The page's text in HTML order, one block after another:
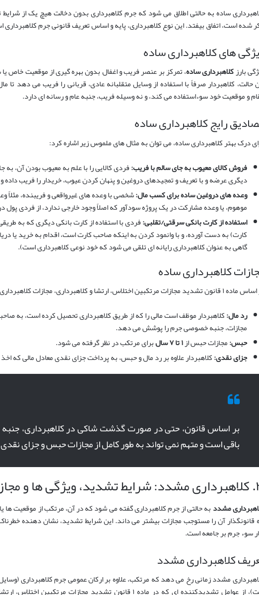
ساده به حالتی اطلاق می شود که جرم کلاهبرداری بدون دخالت هیچ یک از
شده است، اتفاق بیفتد. این نوع کلاهبرداری، پایه و اساس تعریف قانونی جرم
های کلاهبرداری ساده
بارزکلاهبرداری ساده، تمرکز بر عنصر فریب و اغفال بدون بهره گیری از موقعیت خاص
حالت، کلاهبردار صرفاً با استفاده از وسایل متقلبانه عادی، قربانی را فریب می دهد تا
و موقعیت خود سوءاستفاده می کند، و نه وسیله فریب، جنبه عام و رسانه ای دارد.
رایج کلاهبرداری ساده
درک بهتر کلاهبرداری ساده، می توان به مثال های ملموس زیر اشاره کرد:
فروش کالای معیوب به جای سالم با فریب:فردی کالایی را با علم به معیوب بودن آن، به
دیگری عرضه و با تعریف و تمجیدهای دروغین و پنهان کردن عیوب، خریدار را فریب داده
وعده های دروغین ساده برای کسب مال:شخصی با وعده های غیرواقعی و فریبنده،
موهوم، یا وعده مشارکت در یک پروژه سودآور که اصلاً وجود خارجی ندارد، از فردی پول
استفاده از کارت بانکی سرقتی/تقلبی:فردی با استفاده از کارت بانکی دیگری که به
کارت) به دست آورده، و با وانمود کردن به اینکه صاحب کارت است، اقدام به خرید یا
گاهی به عنوان کلاهبرداری رایانه ای تلقی می شود که خود نوعی کلاهبرداری است).
کلاهبرداری ساده
مجازات مرتکبین اختلاس، ارتشا و کلاهبرداری، مجازات کلاهبرداری ساده به شرح زیر است:
رد مال:کلاهبردار موظف است مالی را که از طریق کلاهبرداری تحصیل کرده است، به
مجازات، جنبه خصوصی جرم را پوشش می دهد.
حبس:مجازات حبس از۱ تا ۷ سال
برای مرتکب در نظر گرفته می شود.
جزای نقدی:کلاهبردار علاوه بر رد مال و حبس، به پرداخت جزای نقدی معادل مالی که
بر اساس قانون، حتی در صورت گذشت شاکی در کلاهبرداری،
باقی است و متهم نمی تواند به طور کامل از مجازات حبس و جزای
و مجازات
مشدد به حالتی از جرم کلاهبرداری گفته می شود که در آن، مرتکب از موقعیت
قانونگذار آن را مستوجب مجازات بیشتر می داند. این شرایط تشدید، نشان دهنده
سوء جرم بر جامعه است.
کلاهبرداری مشدد
مشدد زمانی رخ می دهد که مرتکب، علاوه بر ارکان عمومی جرم کلاهبرداری
نیت)، از عوامل تشدیدکننده ای که در ماده ۱ قانون تشدید مجازات